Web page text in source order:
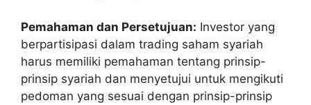
Pemahaman dan Persetujuan: Investor yang
berpartisipasi dalam trading saham syariah
harus memiliki pemahaman tentang prinsip-
prinsip syariah dan menyetujui untuk mengikuti
pedoman yang sesuai dengan prinsip-prinsip